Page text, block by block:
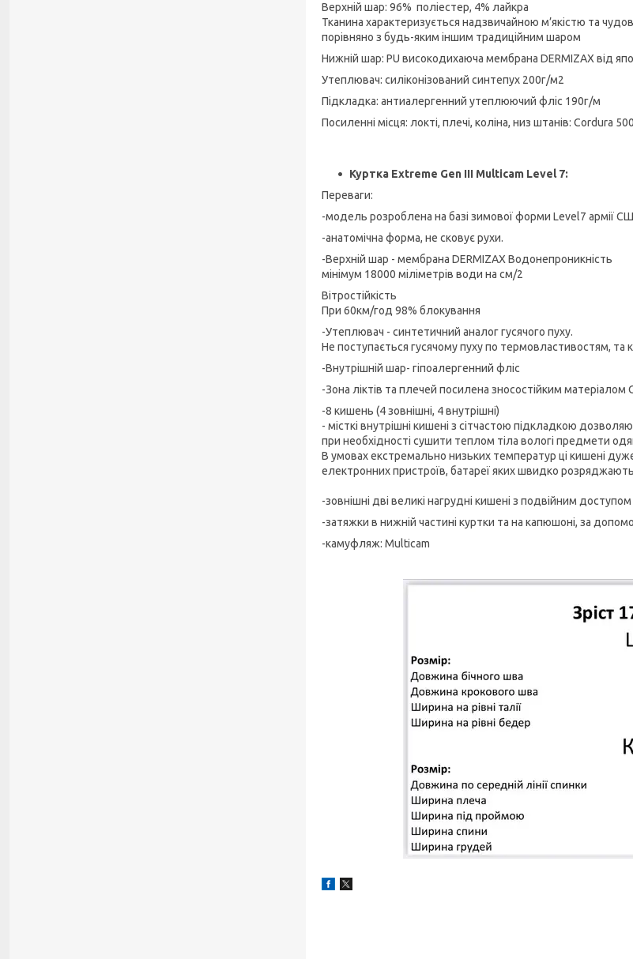
Верхній шар: 96% поліестер, 4% лайкра
Тканина характеризується надзвичайною м’якістю та
порівняно з будь-яким іншим традиційним шаром
Нижній шар: PU високодихаюча мембрана DERMIZAX від
Утеплювач: силіконізований синтепух 200г/м2
Підкладка: антиалергенний утеплюючий фліс 190г/м
Посиленні місця: локті, плечі, коліна, низ штанів: Cordura
Куртка Extreme Gen III Multicam Level 7:
Переваги:
-модель розроблена на базі зимової форми Level7 армії
-анатомічна форма, не сковує рухи.
-Верхній шар - мембрана DERMIZAX Водонепроникність
мінімум 18000 міліметрів води на см/2
Вітростійкість
При 60км/год 98% блокування
-Утеплювач - синтетичний аналог гусячого пуху.
Не поступається гусячому пуху по термовластивостям, та
-Внутрішній шар- гіпоалергенний фліс
-Зона ліктів та плечей посилена зносостійким
-8 кишень (4 зовнішні, 4 внутрішні)
- місткі внутрішні кишені з сітчастою підкладкою
при необхідності сушити теплом тіла вологі предмети
В умовах екстремально низьких температур ці кишені
електронних пристроїв, батареї яких швидко
-зовнішні дві великі нагрудні кишені з подвійним доступом
-затяжки в нижній частині куртки та на капюшоні, за
-камуфляж: Multicam